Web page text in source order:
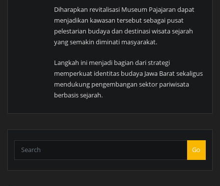
Diharapkan revitalisasi Museum Pajajaran dapat
menjadikan kawasan tersebut sebagai pusat
pelestarian budaya dan destinasi wisata sejarah
yang semakin diminati masyarakat.
Langkah ini menjadi bagian dari strategi
memperkuat identitas budaya Jawa Barat sekaligus
mendukung pengembangan sektor pariwisata
berbasis sejarah.
Go